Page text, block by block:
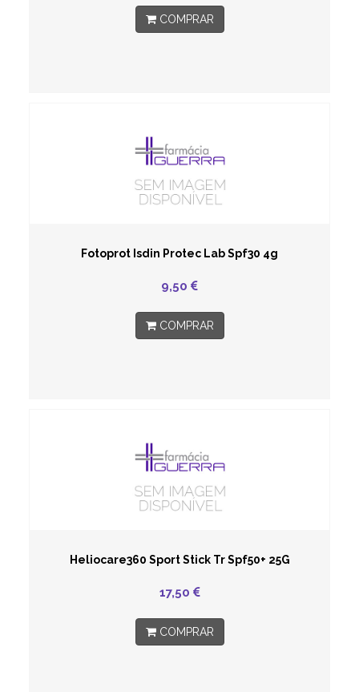
COMPRAR
Fotoprot Isdin Protec Lab Spf30 4g
9,50
COMPRAR
Heliocare360 Sport Stick Tr Spf50+ 25G
17,50
COMPRAR